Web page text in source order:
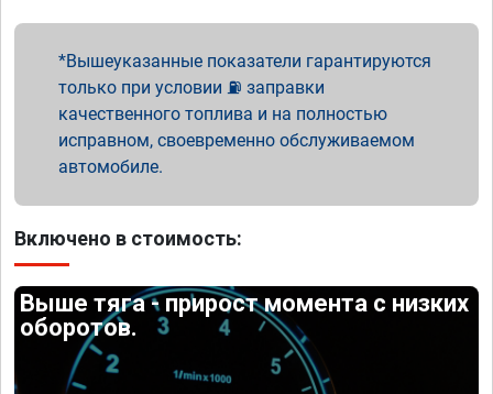
Вышеуказанные показатели гарантируются
только при условии ⛽ заправки
качественного топлива и на полностью
исправном, своевременно обслуживаемом
автомобиле.
Включено в стоимость:
Выше тяга - прирост момента с низких
оборотов.